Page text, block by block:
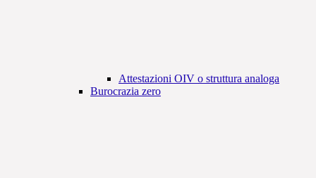
Attestazioni OIV o struttura analoga
Burocrazia zero